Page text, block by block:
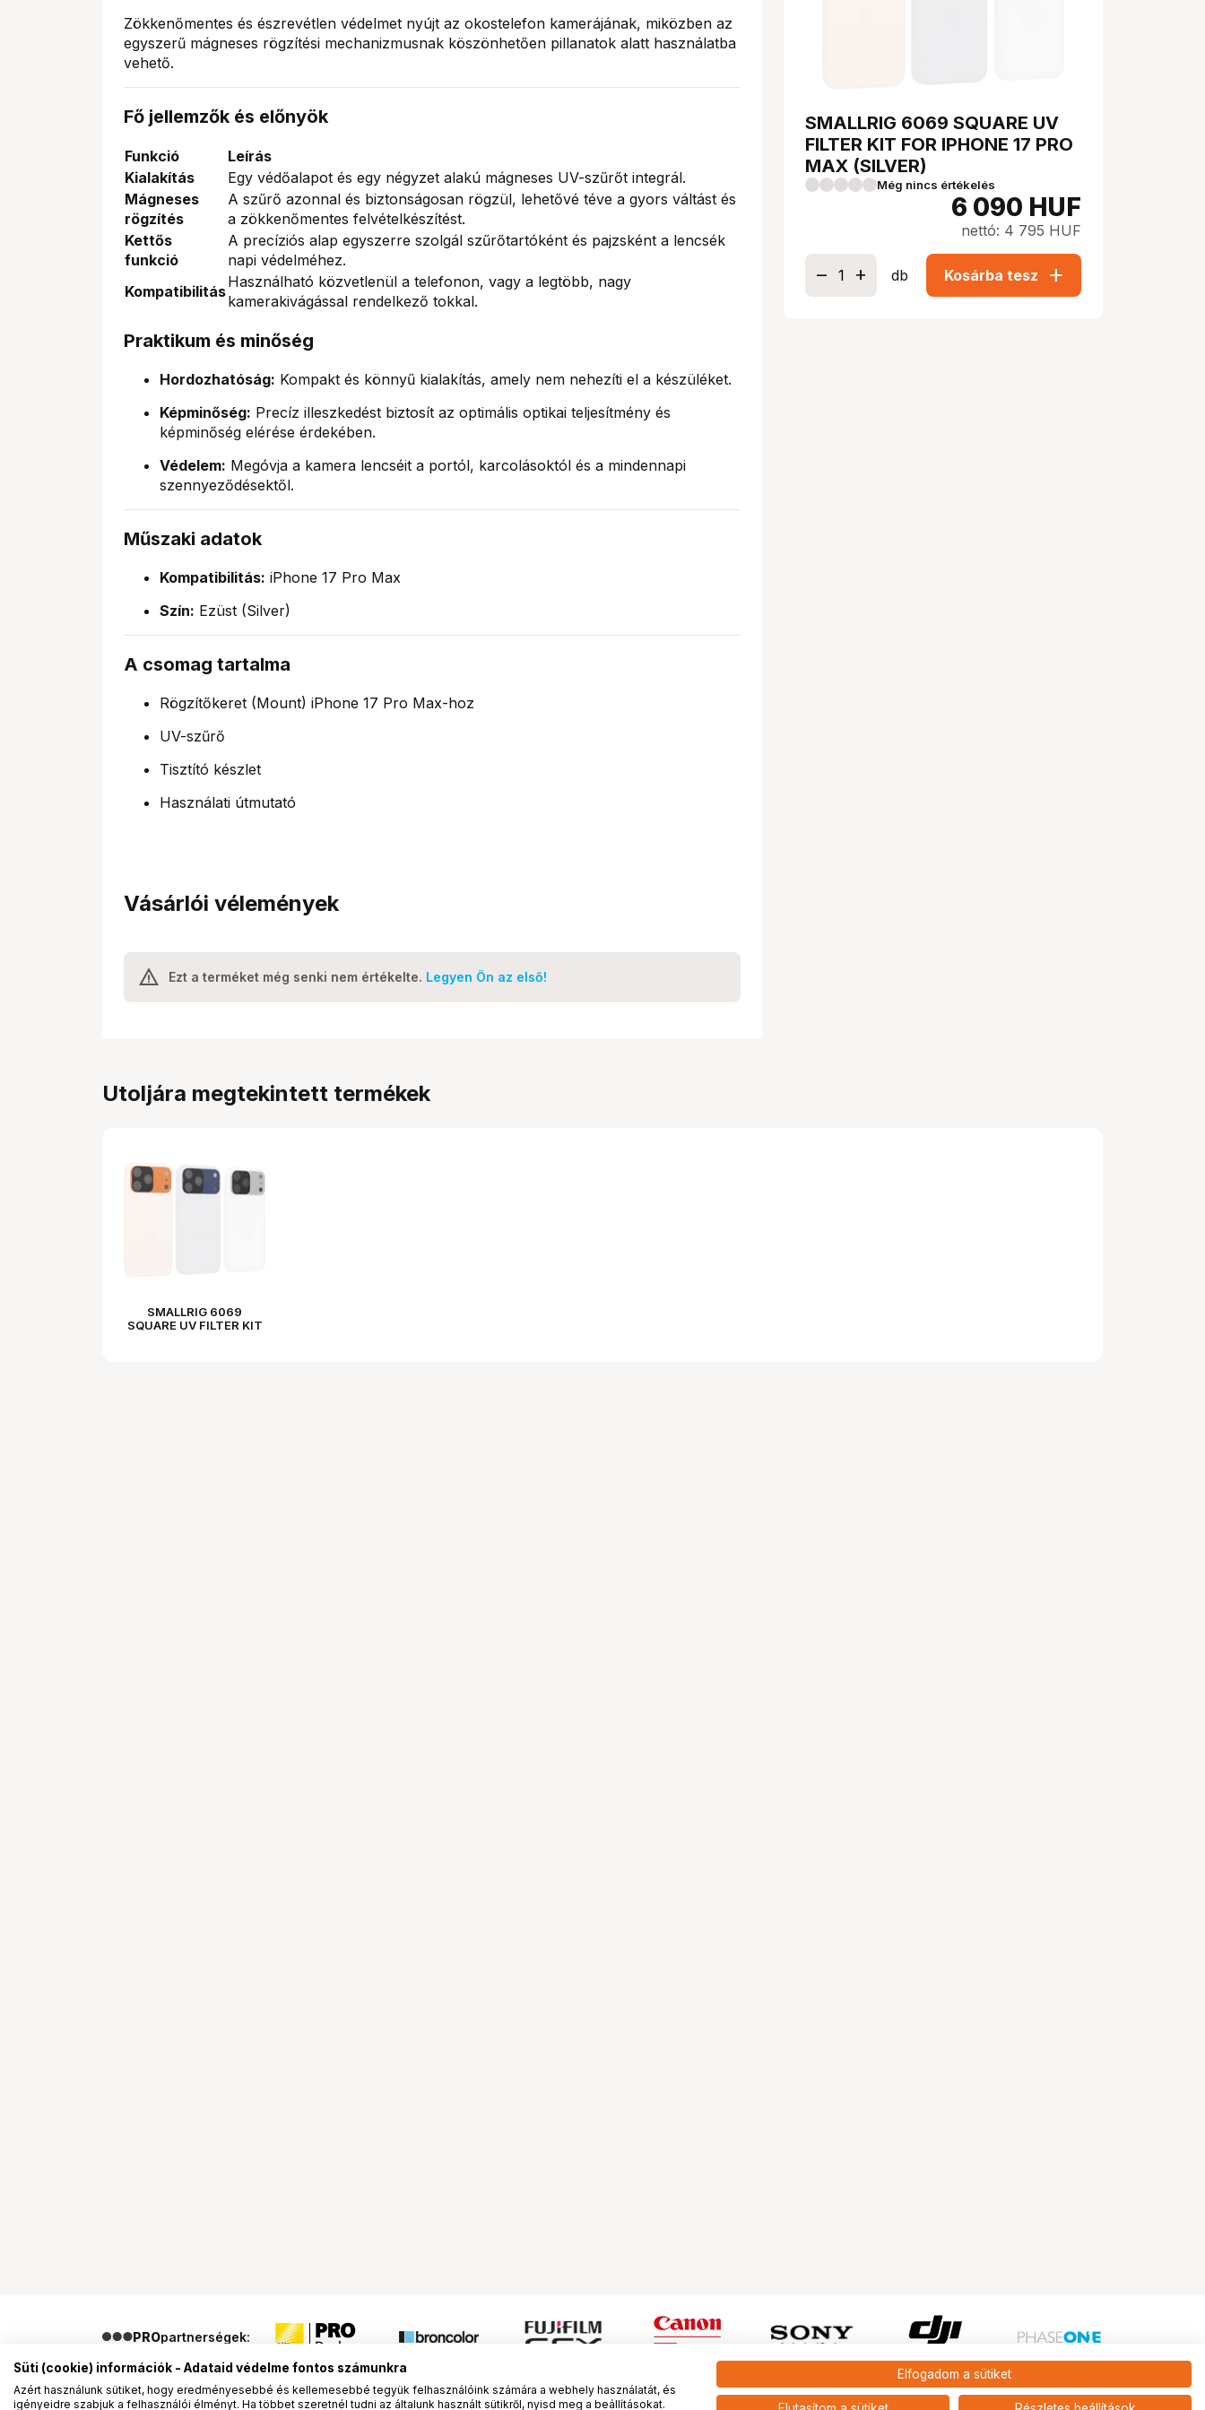
Zökkenőmentes és észrevétlen védelmet nyújt az okostelefon kamerájának, miközben az
egyszerű mágneses rögzítési mechanizmusnak köszönhetően pillanatok alatt használatba
vehető.
Fő jellemzők és előnyök
Funkció
Leírás
Kialakítás
Egy védőalapot és egy négyzet alakú mágneses UV-szűrőt integrál.
Mágneses
rögzítés
A szűrő azonnal és biztonságosan rögzül, lehetővé téve a gyors váltást és
a zökkenőmentes felvételkészítést.
Kettős
funkció
A precíziós alap egyszerre szolgál szűrőtartóként és pajzsként a lencsék
napi védelméhez.
Kompatibilitás
Használható közvetlenül a telefonon, vagy a legtöbb, nagy
kamerakivágással rendelkező tokkal.
Praktikum és minőség
Hordozhatóság: Kompakt és könnyű kialakítás, amely nem nehezíti el a készüléket.
Képminőség: Precíz illeszkedést biztosít az optimális optikai teljesítmény és
képminőség elérése érdekében.
Védelem: Megóvja a kamera lencséit a portól, karcolásoktól és a mindennapi
szennyeződésektől.
Műszaki adatok
Kompatibilitás: iPhone 17 Pro Max
Szín: Ezüst (Silver)
A csomag tartalma
Rögzítőkeret (Mount) iPhone 17 Pro Max-hoz
UV-szűrő
Tisztító készlet
Használati útmutató
Vásárlói vélemények
Ezt a terméket még senki nem értékelte. Legyen Ön az első!
SMALLRIG 6069 SQUARE UV
FILTER KIT FOR IPHONE 17 PRO
MAX (SILVER)
Még nincs értékelés
6 090 HUF
nettó: 4 795 HUF
db Kosárba tesz add
Utoljára megtekintett termékek
SMALLRIG 6069
SQUARE UV FILTER KIT
PROpartnerségek:
Ugrás az oldal tetejére
Süti (cookie) információk - Adataid védelme fontos számunkra
Azért használunk sütiket, hogy eredményesebbé és kellemesebbé tegyük felhasználóink számára a webhely használatát, és
igényeidre szabjuk a felhasználói élményt. Ha többet szeretnél tudni az általunk használt sütikről, nyisd meg a beállításokat.
Elfogadom a sütiket